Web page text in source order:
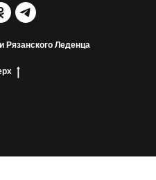
Рязанского Леденца